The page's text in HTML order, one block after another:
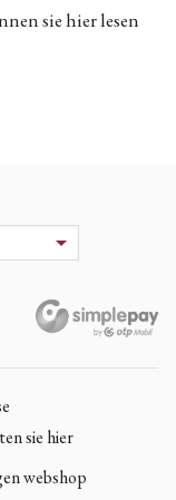
sie hier lesen
sie hier
webshop